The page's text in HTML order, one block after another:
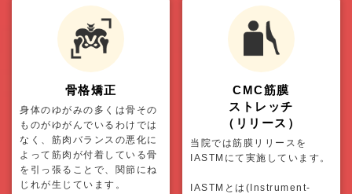
骨格矯正
身体のゆがみの多くは骨その
ものがゆがんでいるわけでは
なく、筋肉バランスの悪化に
よって筋肉が付着している骨
を引っ張ることで、関節にね
じれが生じています。
CMC筋膜
ストレッチ
（リリース）
当院では筋膜リリースを
IASTMにて実施しています。
IASTMとは(Instrument-